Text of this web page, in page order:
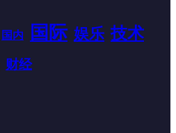
国内 国际 娱乐 技术
财经